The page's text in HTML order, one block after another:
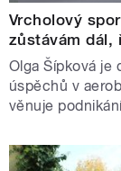
Vrcholový
zůstávám dál,
Olga Šípková je
úspěchů v
věnuje